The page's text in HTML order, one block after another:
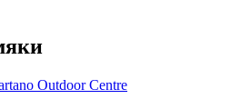
Outdoor Centre